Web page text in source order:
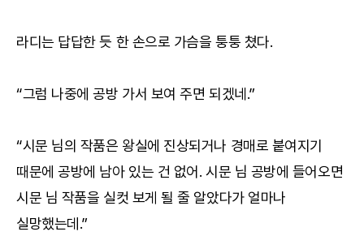
라디는 답답한 듯 한 손으로 가슴을 퉁퉁 쳤다.
“그럼 나중에 공방 가서 보여 주면 되겠네.”
“시문 님의 작품은 왕실에 진상되거나 경매로 붙여지기
때문에 공방에 남아 있는 건 없어. 시문 님 공방에 들어오면
시문 님 작품을 실컷 보게 될 줄 알았다가 얼마나
실망했는데.”